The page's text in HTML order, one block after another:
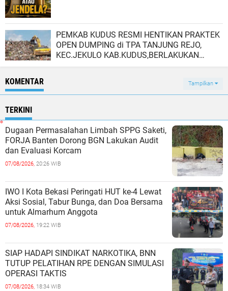
PEMKAB KUDUS RESMI HENTIKAN PRAKTEK
OPEN DUMPING di TPA TANJUNG REJO,
KEC.JEKULO KAB.KUDUS,BERLAKUKAN
KOMENTAR
Tampilkan
TERKINI
Dugaan Permasalahan Limbah SPPG Saketi,
FORJA Banten Dorong BGN Lakukan Audit
dan Evaluasi Korcam
07/08/2026, 20:26 WIB
IWO I Kota Bekasi Peringati HUT ke-4 Lewat
Aksi Sosial, Tabur Bunga, dan Doa Bersama
untuk Almarhum Anggota
07/08/2026, 19:22 WIB
SIAP HADAPI SINDIKAT NARKOTIKA, BNN
TUTUP PELATIHAN RPE DENGAN SIMULASI
OPERASI TAKTIS
07/08/2026, 18:34 WIB